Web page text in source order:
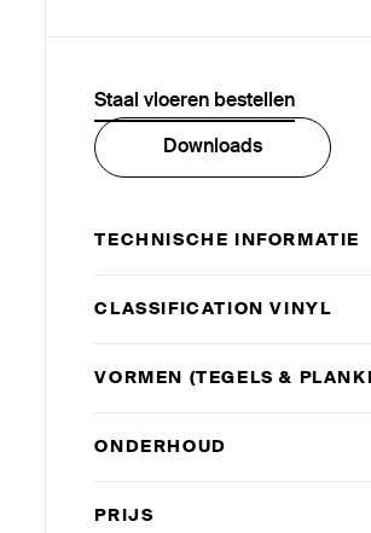
Staal vloeren bestellen
Downloads
TECHNISCHE INFORMATIE
CLAS­SI­FICATION VINYL
VORMEN (TEGELS&
ONDERHOUD
PRIJS